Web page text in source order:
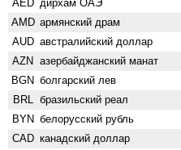
AED дирхам ОАЭ
AMD армянский драм
AUD австралийский доллар
AZN азербайджанский манат
BGN болгарский лев
BRL бразильский реал
BYN белорусский рубль
CAD канадский доллар